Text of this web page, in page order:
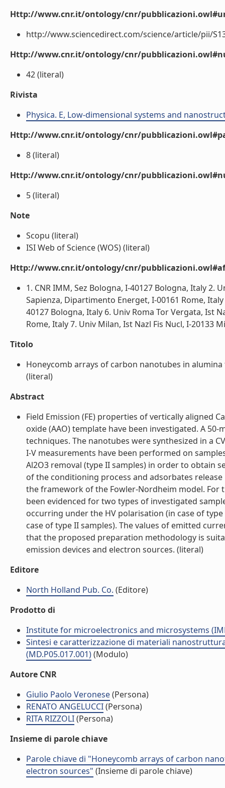
Http://www.cnr.it/ontology/cnr/
http://www.sciencedirect.com/science/article/pii/
Http://www.cnr.it/ontology/cnr/
42 (literal)
Rivista
Physica. E, Low-dimensional systems and
Http://www.cnr.it/ontology/cnr/
8 (literal)
Http://www.cnr.it/ontology/cnr/
5 (literal)
Note
Scopu (literal)
ISI Web of Science (WOS) (literal)
Http://www.cnr.it/ontology/cnr/
1. CNR IMM, Sez Bologna, I-40127 Bologna, Italy 2.
Sapienza, Dipartimento Energet, I-00161 Rome,
40127 Bologna, Italy 6. Univ Roma Tor Vergata, Ist
Rome, Italy 7. Univ Milan, Ist Nazl Fis Nucl, I-20133
Titolo
Honeycomb arrays of carbon nanotubes in
(literal)
Abstract
Field Emission (FE) properties of vertically aligned
oxide (AAO) template have been investigated. A
techniques. The nanotubes were synthesized in a
I-V measurements have been performed on
Al2O3 removal (type II samples) in order to obtain
of the conditioning process and adsorbates
the framework of the Fowler-Nordheim model. For
been evidenced for two types of investigated
occurring under the HV polarisation (in case of
case of type II samples). The values of emitted
that the proposed preparation methodology is
emission devices and electron sources. (literal)
Editore
North Holland Pub. Co. (Editore)
Prodotto di
Institute for microelectronics and microsystems
Sintesi e caratterizzazione di materiali
(MD.P05.017.001)(Modulo)
Autore CNR
Giulio Paolo Veronese(Persona)
RENATO ANGELUCCI(Persona)
RITA RIZZOLI(Persona)
Insieme di parole chiave
Parole chiave di "Honeycomb arrays of carbon
electron sources" (Insieme di parole chiave)